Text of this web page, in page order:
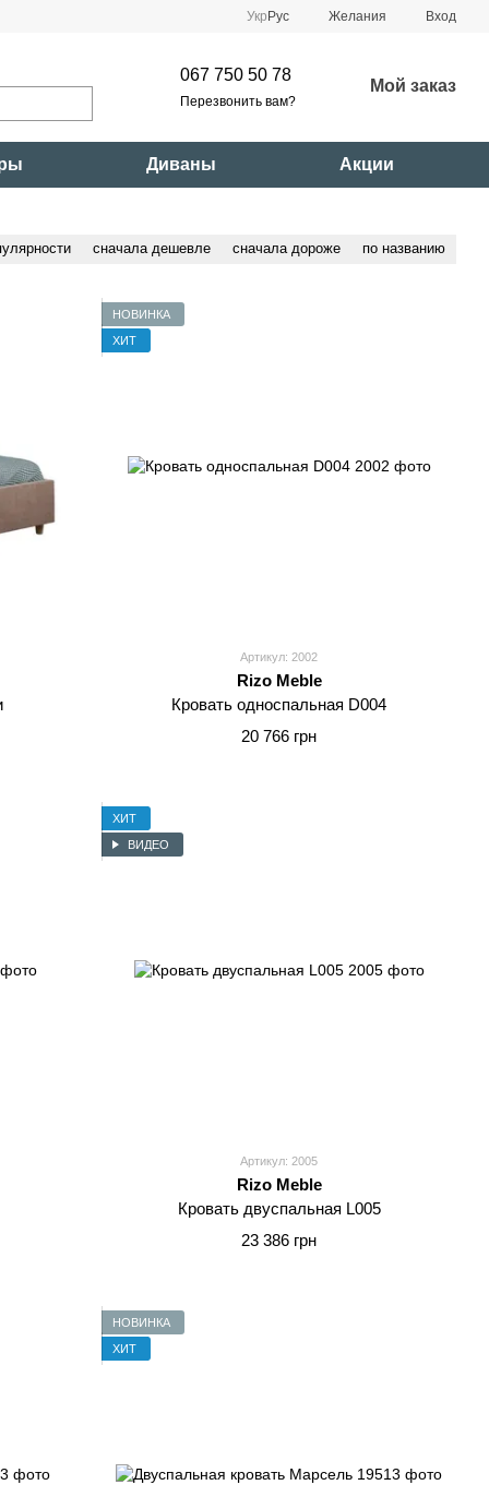
Укр Рус Желания Вход
067 750 50 78
Перезвонить вам?
Мой заказ
Диваны Акции
сначала дешевле сначала дороже по названию
НОВИНКА
ХИТ
Артикул: 2002
Rizo Meble
Кровать односпальная D004
20 766 грн
ХИТ
ВИДЕО
Артикул: 2005
Rizo Meble
Кровать двуспальная L005
23 386 грн
НОВИНКА
ХИТ